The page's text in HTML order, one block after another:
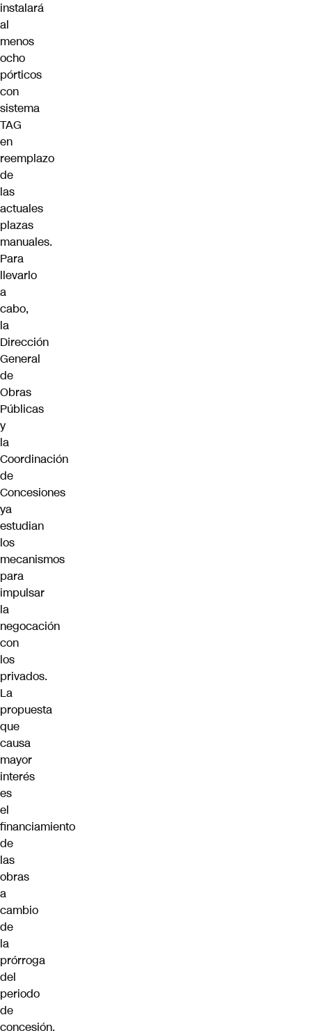
instalará
al
menos
ocho
pórticos
con
sistema
TAG
en
reemplazo
de
las
actuales
plazas
manuales.
Para
llevarlo
a
cabo,
la
Dirección
General
de
Obras
Públicas
y
la
Coordinación
de
Concesiones
ya
estudian
los
mecanismos
para
impulsar
la
negocación
con
los
privados.
La
propuesta
que
causa
mayor
interés
es
el
financiamiento
de
las
obras
a
cambio
de
la
prórroga
del
periodo
de
concesión.